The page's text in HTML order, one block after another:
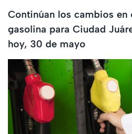
Continúan los cambios en
gasolina para Ciudad
hoy, 30 de mayo